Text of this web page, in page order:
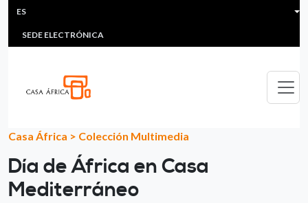
Pasar al contenido principal
HEADER MENU
MULTIMEDIA
SEDE ELECTRÓNICA
ES
Casa África > Colección Multimedia
Día de África en Casa
Mediterráneo